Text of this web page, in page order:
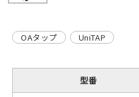
OAタップ UniTAP
型番